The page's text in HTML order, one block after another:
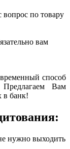
по товару
вам
способ
Предлагаем Вам
в банк!
нужно выходить